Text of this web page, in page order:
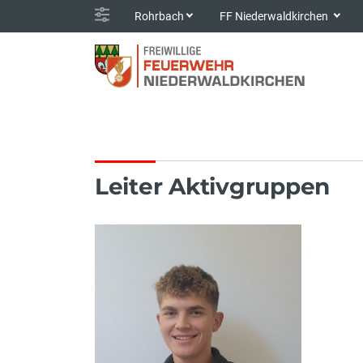
Rohrbach FF Niederwaldkirchen
Leiter Aktivgruppen